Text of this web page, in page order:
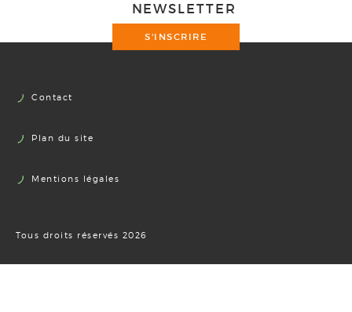
NEWSLETTER
S'INSCRIRE
Contact
Plan du site
Mentions légales
Tous droits réservés 2026